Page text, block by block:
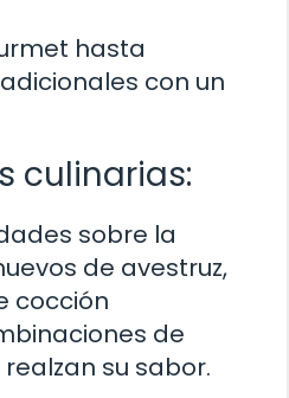
hasta
con un
culinarias:
sobre la
de avestruz,
cocción
de
su sabor.